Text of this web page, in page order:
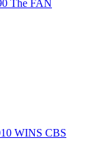
The FAN
WINS CBS